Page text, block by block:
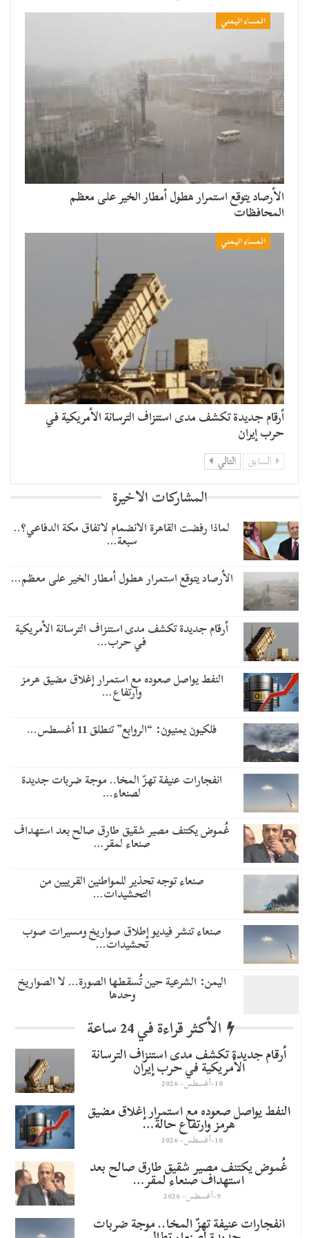
المساء اليمني
الأرصاد يتوقع استمرار هطول أمطار الخير على معظم
المحافظات
المساء اليمني
أرقام جديدة تكشف مدى استنزاف الترسانة الأمريكية في
حرب إيران
السابق التالي
المشاركات الاخيرة
لماذا رفضت القاهرة الانضمام لاتفاق مكة الدفاعي؟..
سبعة…
الأرصاد يتوقع استمرار هطول أمطار الخير على معظم…
أرقام جديدة تكشف مدى استنزاف الترسانة الأمريكية
في حرب…
النفط يواصل صعوده مع استمرار إغلاق مضيق هرمز
وارتفاع…
فلكيون يمنيون: “الروابع” تنطلق 11 أغسطس…
انفجارات عنيفة تهزّ المخا.. موجة ضربات جديدة
لصنعاء…
غُموض يكتنف مصير شقيق طارق صالح بعد استهداف
صنعاء لمقر…
صنعاء توجه تحذير للمواطنين القريبين من
التحشيدات…
صنعاء تنشر فيديو إطلاق صواريخ ومسيرات صوب
تحشيدات…
اليمن: الشرعية حين تُسقطها الصورة… لا الصواريخ
وحدها
الأكثر قراءة في 24 ساعة
أرقام جديدة تكشف مدى استنزاف الترسانة
الأمريكية في حرب إيران
10-أغسطس- 2026
النفط يواصل صعوده مع استمرار إغلاق مضيق
هرمز وارتفاع حالة…
10-أغسطس- 2026
غُموض يكتنف مصير شقيق طارق صالح بعد
استهداف صنعاء لمقر…
9-أغسطس- 2026
انفجارات عنيفة تهزّ المخا.. موجة ضربات